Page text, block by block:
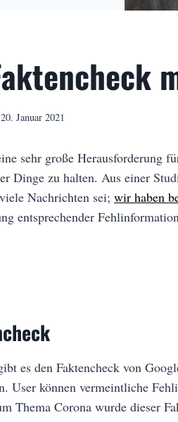
20. Januar 2021
sehr große Herausforderung
Dinge zu halten. Aus einer
Nachrichten sei; wir haben
entsprechender
es den Faktencheck von
User können vermeintliche
Thema Corona wurde dieser